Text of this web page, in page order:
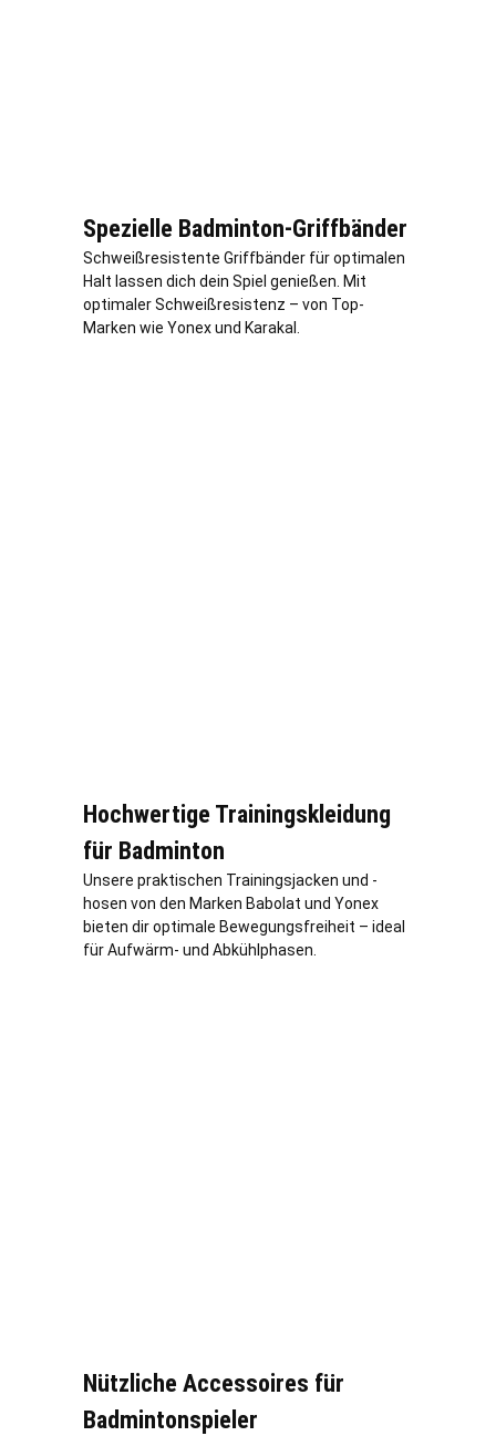
Spezielle Badminton-Griffbänder
Schweißresistente Griffbänder für optimalen
Halt lassen dich dein Spiel genießen. Mit
optimaler Schweißresistenz – von Top-
Marken wie Yonex und Karakal.
Hochwertige Trainingskleidung
für Badminton
Unsere praktischen Trainingsjacken und -
hosen von den Marken Babolat und Yonex
bieten dir optimale Bewegungsfreiheit – ideal
für Aufwärm- und Abkühlphasen.
Nützliche Accessoires für
Badmintonspieler